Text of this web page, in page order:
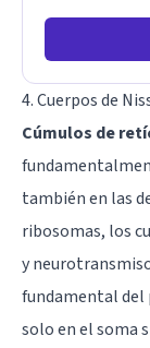
4. Cuerpos de
Cúmulos de
también en las
ribosomas, los
y
fundamental del
solo en el soma